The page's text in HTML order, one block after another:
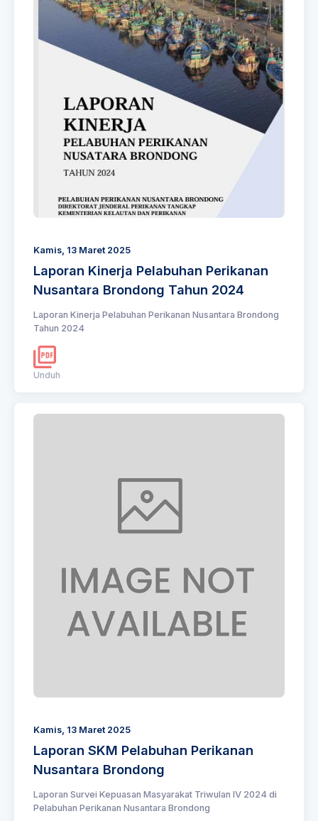
Kamis, 13 Maret 2025
Laporan Kinerja Pelabuhan Perikanan
Nusantara Brondong Tahun 2024
Laporan Kinerja Pelabuhan Perikanan Nusantara Brondong
Tahun 2024
Unduh
Kamis, 13 Maret 2025
Laporan SKM Pelabuhan Perikanan
Nusantara Brondong
Laporan Survei Kepuasan Masyarakat Triwulan IV 2024 di
Pelabuhan Perikanan Nusantara Brondong